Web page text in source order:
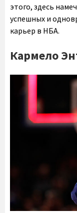
этого, здесь
успешных и
карьер в НБА.
Кармело